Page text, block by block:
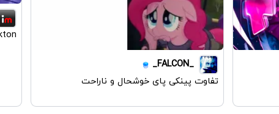
_FALCON_
تفاوت پینکی پای خوشحال و ناراحت